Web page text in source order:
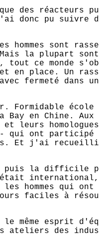
des réacteurs
donc pu
sont
la plupart
ce monde
place. Un
fermeté
Bay en Chine.
ont participé
Et j'ai recueilli
puis la difficile
international,
hommes qui ont
faciles à
même esprit
ateliers des